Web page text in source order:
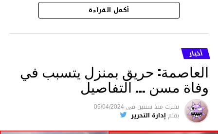
هذا وقد تمكن أعوان مركز الأمن الوطني بحي
هلال في توقيت قياسي من محاصرة المشتبه به
والقبض عليه وإحالته على التحقيق في خصوص
ما نُسبه إليه.
متابعة
قسم الاخبار
أكمل القراءة
أخبار
العاصمة: حريق بمنزل يتسبب في
وفاة مسن … التفاصيل
نشرت منذ سنتين فى 05/04/2024
بقلم إدارة التحرير